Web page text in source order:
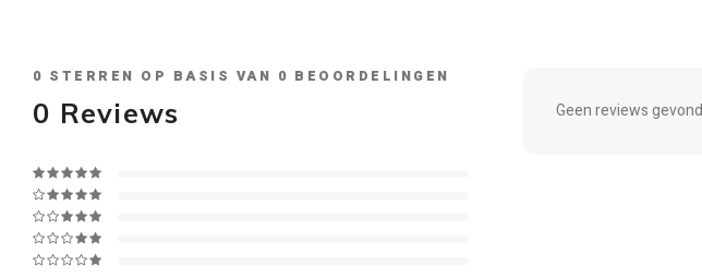
0 STERREN OP BASIS VAN 0 BEOORDELINGEN
0 Reviews Geen reviews